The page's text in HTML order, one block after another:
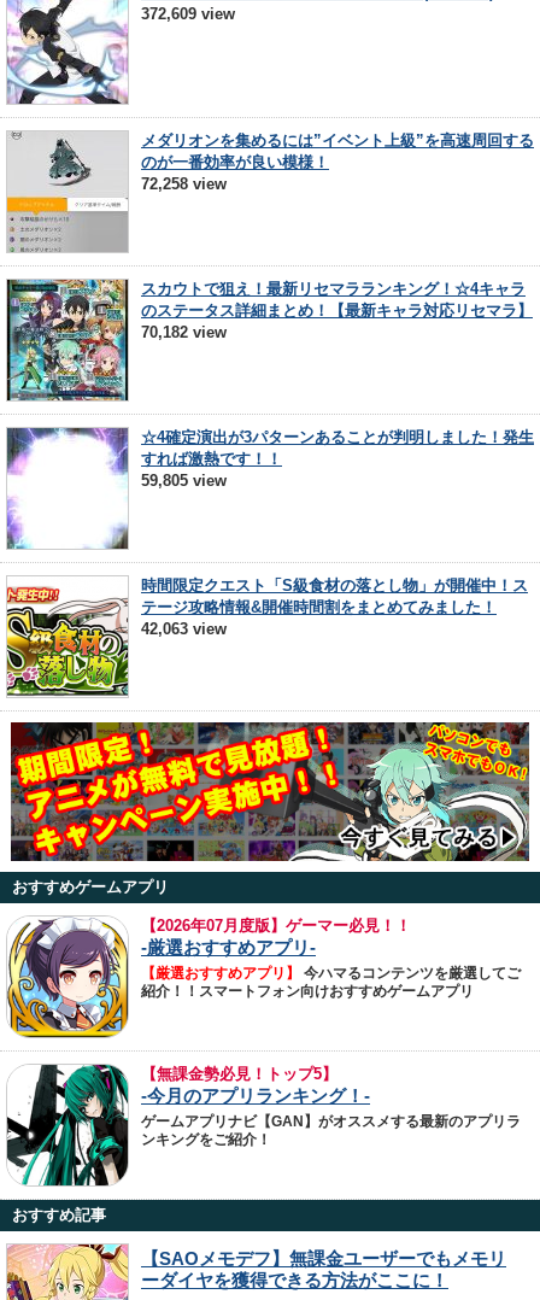
372,609 view
メダリオンを集めるには”イベント上級”を高速周回する
のが一番効率が良い模様！
72,258 view
スカウトで狙え！最新リセマラランキング！☆4キャラ
のステータス詳細まとめ！【最新キャラ対応リセマラ】
70,182 view
☆4確定演出が3パターンあることが判明しました！発生
すれば激熱です！！
59,805 view
時間限定クエスト「S級食材の落とし物」が開催中！ス
テージ攻略情報&開催時間割をまとめてみました！
42,063 view
おすすめゲームアプリ
【2026年07月度版】ゲーマー必見！！
-厳選おすすめアプリ-
【厳選おすすめアプリ】
今ハマるコンテンツを厳選してご
紹介！！スマートフォン向けおすすめゲームアプリ
【無課金勢必見！トップ5】
-今月のアプリランキング！-
ゲームアプリナビ【GAN】がオススメする最新のアプリラ
ンキングをご紹介！
おすすめ記事
【SAOメモデフ】無課金ユーザーでもメモリ
ーダイヤを獲得できる方法がここに！